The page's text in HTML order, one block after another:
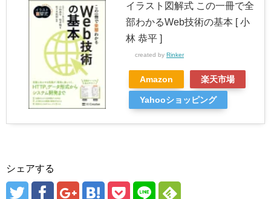
イラスト図解式 この一冊で全
部わかるWeb技術の基本 [ 小
林 恭平 ]
created by Rinker
Amazon 楽天市場
Yahooショッピング
シェアする